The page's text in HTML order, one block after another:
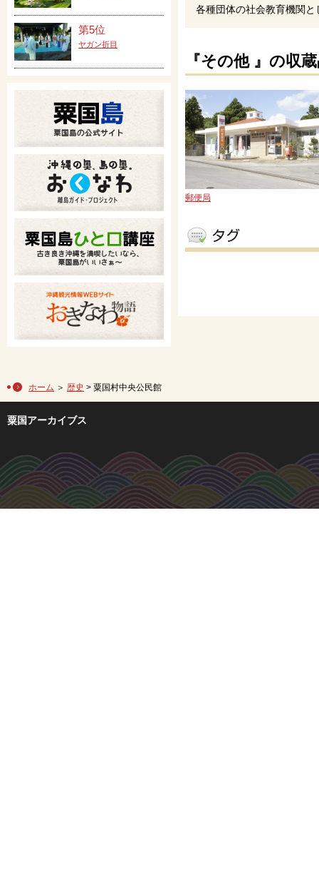
各種団体の社会教育機関
『その他 』の収
郵便局
第5位
ヤガン折目
ホーム ＞ 歴史 > 粟国村中央公民館
粟国アーカイブス